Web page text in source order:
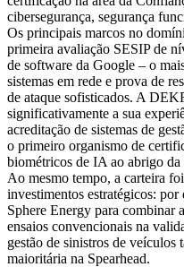
cibersegurança, segurança
Os principais marcos no
primeira avaliação SESIP de
de software da Google – o
sistemas em rede e prova de
de ataque sofisticados. A
significativamente a sua
acreditação de sistemas de
o primeiro organismo de
biométricos de IA ao abrigo
Ao mesmo tempo, a carteira
investimentos estratégicos:
Sphere Energy para combinar
ensaios convencionais na
gestão de sinistros de veículos
maioritária na Spearhead.